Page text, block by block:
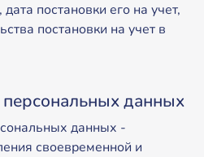
постановки его на учет,
постановки на учет в
данных
данных -
своевременной и